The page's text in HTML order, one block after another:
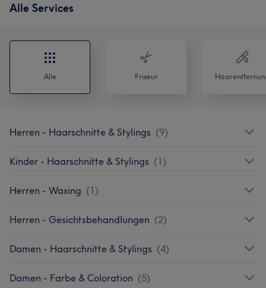
Alle Services
Alle Friseur
Herren - Haarschnitte & Stylings (9)
Kinder - Haarschnitte & Stylings (1)
Herren - Waxing (1)
Herren - Gesichtsbehandlungen (2)
Damen - Haarschnitte & Stylings (4)
Damen - Farbe & Coloration (5)